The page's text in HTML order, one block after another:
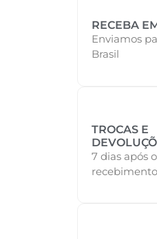
RECEBA
Enviamos
Brasil
TROCAS E
7 dias após o
recebimento